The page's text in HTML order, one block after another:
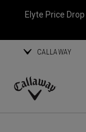
Elyte Price
CALLAWAY
Callaway